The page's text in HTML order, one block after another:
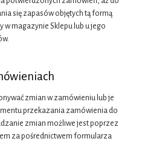
się zapasów objętych tą formą
w magazynie Sklepu lub u jego
zmian w zamówieniu lub je
przekazania zamówienia do
zmian możliwe jest poprzez
za pośrednictwem formularza